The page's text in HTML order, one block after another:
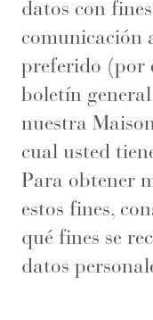
datos con
comunicación
preferido (por
boletín
nuestra
cual usted
Para obtener
estos fines,
qué fines se
datos